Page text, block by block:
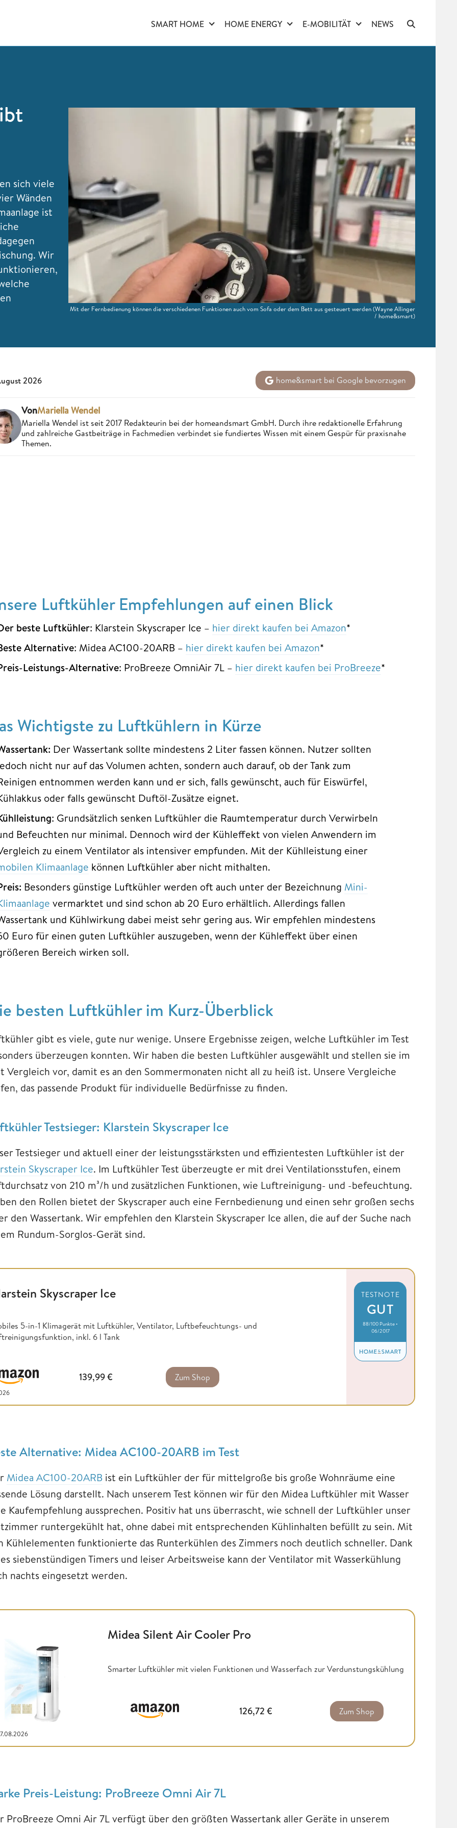
SMART HOME HOME ENERGY E-MOBILITÄT NEWS
sich viele
Wänden
ist
Wir
Mit der Fernbedienung können die verschiedenen Funktionen auch vom Sofa oder dem Bett aus gesteuert werden(Wayne Allinger
/ home&smart)
2026 home&smart bei Google bevorzugen
VonMariella Wendel
Mariella Wendel ist seit 2017 Redakteurin bei der homeandsmart GmbH. Durch ihre redaktionelle Erfahrung
und zahlreiche Gastbeiträge in Fachmedien verbindet sie fundiertes Wissen mit einem Gespür für praxisnahe
Themen.
Luftkühler Empfehlungen auf einen Blick
beste Luftkühler: Klarstein Skyscraper Ice – hier direkt kaufen bei Amazon*
Alternative: Midea AC100-20ARB – hier direkt kaufen bei Amazon*
Leistungs-Alternative: ProBreeze OmniAir 7L – hier direkt kaufen bei ProBreeze*
Wichtigste zu Luftkühlern in Kürze
Der Wassertank sollte mindestens 2 Liter fassen können. Nutzer sollten
nicht nur auf das Volumen achten, sondern auch darauf, ob der Tank zum
entnommen werden kann und er sich, falls gewünscht, auch für Eiswürfel,
oder falls gewünscht Duftöl-Zusätze eignet.
: Grundsätzlich senken Luftkühler die Raumtemperatur durch Verwirbeln
Befeuchten nur minimal. Dennoch wird der Kühleffekt von vielen Anwendern im
zu einem Ventilator als intensiver empfunden. Mit der Kühlleistung einer
Klimaanlage können Luftkühler aber nicht mithalten.
Besonders günstige Luftkühler werden oft auch unter der Bezeichnung Mini-
vermarktet und sind schon ab 20 Euro erhältlich. Allerdings fallen
und Kühlwirkung dabei meist sehr gering aus. Wir empfehlen mindestens
Euro für einen guten Luftkühler auszugeben, wenn der Kühleffekt über einen
Bereich wirken soll.
besten Luftkühler im Kurz-Überblick
gibt es viele, gute nur wenige. Unsere Ergebnisse zeigen, welche Luftkühler im Test
überzeugen konnten. Wir haben die besten Luftkühler ausgewählt und stellen sie im
Vergleich vor, damit es an den Sommermonaten nicht all zu heiß ist. Unsere Vergleiche
das passende Produkt für individuelle Bedürfnisse zu finden.
Testsieger: Klarstein Skyscraper Ice
Testsieger und aktuell einer der leistungsstärksten und effizientesten Luftkühler ist der
Skyscraper Ice. Im Luftkühler Test überzeugte er mit drei Ventilationsstufen, einem
von 210 m³/h und zusätzlichen Funktionen, wie Luftreinigung- und -befeuchtung.
den Rollen bietet der Skyscraper auch eine Fernbedienung und einen sehr großen sechs
den Wassertank. Wir empfehlen den Klarstein Skyscraper Ice allen, die auf der Suche nach
Rundum-Sorglos-Gerät sind.
Skyscraper Ice
5-in-1 Klimagerät mit Luftkühler, Ventilator, Luftbefeuchtungs- und
inkl. 6 l Tank
139,99€ Zum Shop
TESTNOTE
GUT
88/100 Punkte •
06/2017
Alternative: Midea AC100-20ARB im Test
Midea AC100-20ARB ist ein Luftkühler der für mittelgroße bis große Wohnräume eine
Lösung darstellt. Nach unserem Test können wir für den Midea Luftkühler mit Wasser
Kaufempfehlung aussprechen. Positiv hat uns überrascht, wie schnell der Luftkühler unser
runtergekühlt hat, ohne dabei mit entsprechenden Kühlinhalten befüllt zu sein. Mit
Kühlelementen funktionierte das Runterkühlen des Zimmers noch deutlich schneller. Dank
siebenstündigen Timers und leiser Arbeitsweise kann der Ventilator mit Wasserkühlung
nachts eingesetzt werden.
Midea Silent Air Cooler Pro
Smarter Luftkühler mit vielen Funktionen und Wasserfach zur Verdunstungskühlung
126,72 € Zum Shop
Preis-Leistung: ProBreeze Omni Air 7L
ProBreeze Omni Air 7L verfügt über den größten Wassertank aller Geräte in unserem